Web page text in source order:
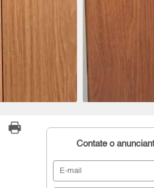
Contate o